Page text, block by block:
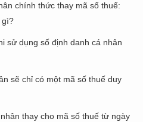
chính thức thay mã số thuế:
gì?
sử dụng số định danh cá nhân
sẽ chỉ có một mã số thuế duy
thay cho mã số thuế từ ngày